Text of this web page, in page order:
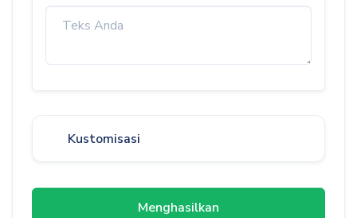
Kustomisasi
Menghasilkan